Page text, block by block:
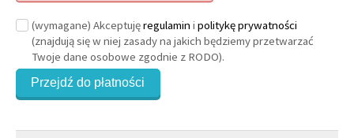
(wymagane) Akceptujęregulamin i politykę prywatności
(znajdują się w niej zasady na jakich będziemy przetwarzać
Twoje dane osobowe zgodnie z RODO).
Przejdź do płatności